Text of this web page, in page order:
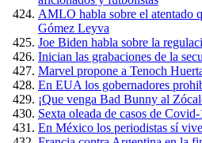
AMLO habla sobre el atentado
Gómez Leyva
Joe Biden habla sobre la
Inician las grabaciones de la
Marvel propone a Tenoch
En EUA los gobernadores
¡Que venga Bad Bunny al
Sexta oleada de casos de
En México los periodistas sí